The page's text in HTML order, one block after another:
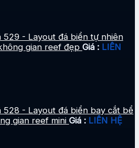
529 - Layout đá biển tự nhiên
gian reef đẹp Giá : LIÊN
528 - Layout đá biển bay cắt bể
gian reef mini Giá : LIÊN HỆ